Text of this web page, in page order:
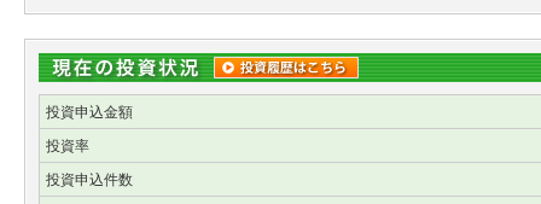
投資申込金額
投資率
投資申込件数